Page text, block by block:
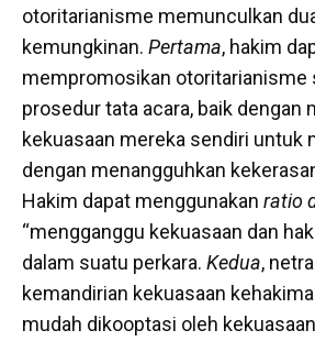
otoritarianisme memunculkan
kemungkinan. Pertama, hakim
mempromosikan
prosedur tata acara, baik dengan
kekuasaan mereka sendiri untuk
dengan menangguhkan
Hakim dapat menggunakan ratio
“mengganggu kekuasaan dan
dalam suatu perkara. Kedua,
kemandirian kekuasaan
mudah dikooptasi oleh